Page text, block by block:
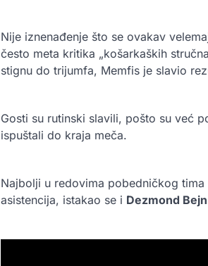
Nije iznenađenje što se ovakav
često meta kritika „košarkaških
stignu do trijumfa, Memfis je slavio
Gosti su rutinski slavili, pošto su već
ispuštali do kraja meča.
Najbolji u redovima pobedničkog tima
asistencija, istakao se i Dezmond Bejn